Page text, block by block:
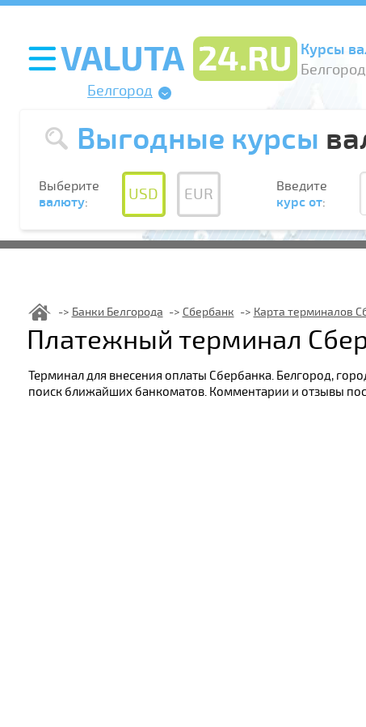
Курсы
Белгород
Выгодные курсы
Выберите
валюту: USD EUR
Введите
курс от:
Банки Белгорода Сбербанк Карта терминалов
Платежный терминал
Терминал для внесения оплаты Сбербанка. Белгород,
поиск ближайших банкоматов. Комментарии и отзывы